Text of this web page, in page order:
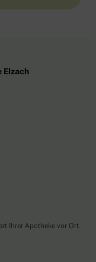
Elzach
Ihrer Apotheke vor Ort.